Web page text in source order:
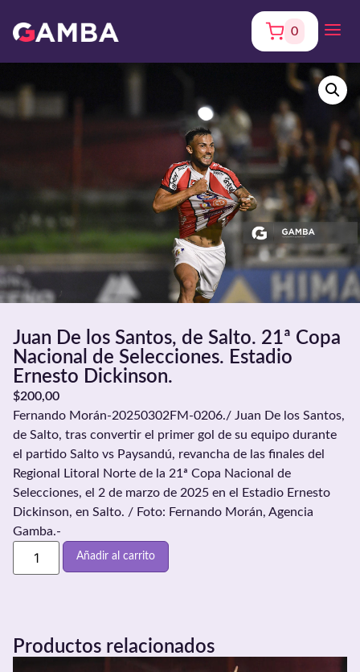
0
Juan De los Santos, de Salto. 21ª Copa
Nacional de Selecciones. Estadio
Ernesto Dickinson.
$200,00
Fernando Morán-20250302FM-0206./ Juan De los Santos,
de Salto, tras convertir el primer gol de su equipo durante
el partido Salto vs Paysandú, revancha de las finales del
Regional Litoral Norte de la 21ª Copa Nacional de
Selecciones, el 2 de marzo de 2025 en el Estadio Ernesto
Dickinson, en Salto. / Foto: Fernando Morán, Agencia
Gamba.-
Añadir al carrito
Productos relacionados